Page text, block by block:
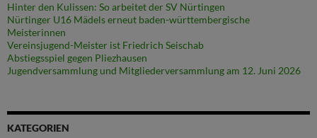
Hinter den Kulissen: So arbeitet der SV Nürtingen
Nürtinger U16 Mädels erneut baden-württembergische
Meisterinnen
Vereinsjugend-Meister ist Friedrich Seischab
Abstiegsspiel gegen Pliezhausen
Jugendversammlung und Mitgliederversammlung am 12. Juni 2026
KATEGORIEN